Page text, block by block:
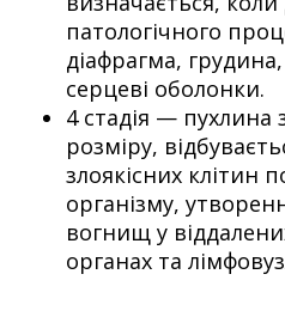
патологічного
діафрагма,
серцеві оболонки.
4 стадія — пухлина
розміру,
злоякісних клітин
організму,
вогнищ у
органах та